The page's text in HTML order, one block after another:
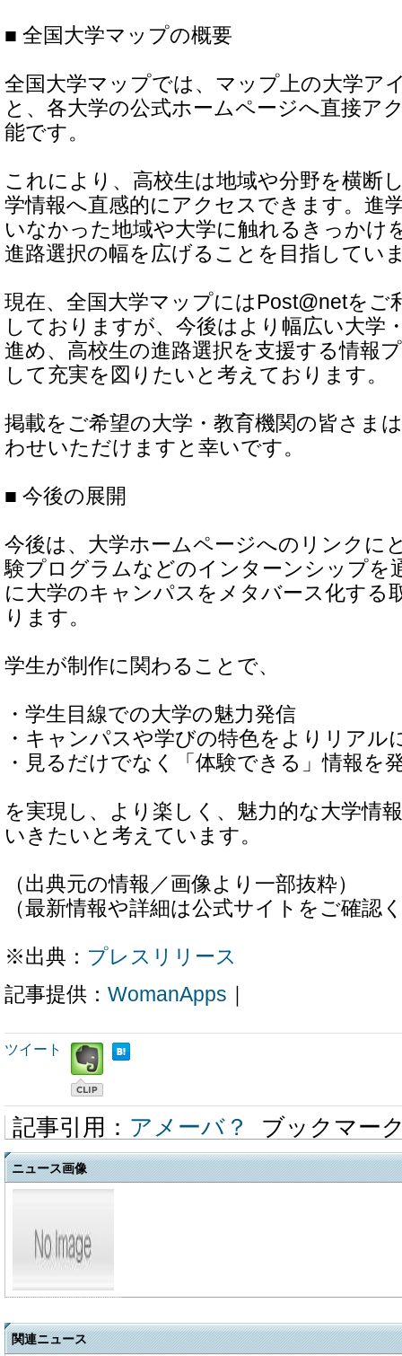
■ 全国大学マップの概要
全国大学マップでは、マップ上の大学ア
と、各大学の公式ホームページへ直接ア
能です。
これにより、高校生は地域や分野を横断
学情報へ直感的にアクセスできます。進
いなかった地域や大学に触れるきっかけ
進路選択の幅を広げることを目指してい
現在、全国大学マップにはPost@netをご
しておりますが、今後はより幅広い大学
進め、高校生の進路選択を支援する情報
して充実を図りたいと考えております。
掲載をご希望の大学・教育機関の皆さま
わせいただけますと幸いです。
■ 今後の展開
今後は、大学ホームページへのリンクに
験プログラムなどのインターンシップを
に大学のキャンパスをメタバース化する
ります。
学生が制作に関わることで、
・学生目線での大学の魅力発信
・キャンパスや学びの特色をよりリアル
・見るだけでなく「体験できる」情報を
を実現し、より楽しく、魅力的な大学情
いきたいと考えています。
（出典元の情報／画像より一部抜粋）
（最新情報や詳細は公式サイトをご確認
※出典： プレスリリース
記事提供： WomanApps
ツイート
記事引用： アメーバ？ ブックマー
ニュース画像
関連ニュース